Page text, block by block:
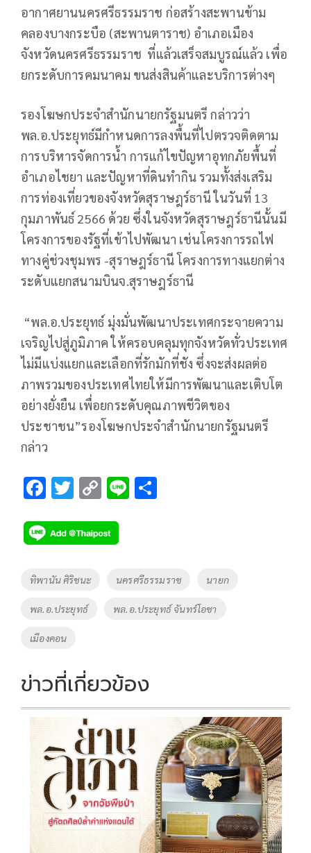
อากาศยานนครศรีธรรมราช ก่อสร้างสะพานข้าม
คลองบางกระบือ (สะพานตาราช) อำเภอเมือง
จังหวัดนครศรีธรรมราช ที่แล้วเสร็จสมบูรณ์แล้ว เพื่อ
ยกระดับการคมนาคม ขนส่งสินค้าและบริการต่างๆ
รองโฆษกประจำสำนักนายกรัฐมนตรี กล่าวว่า
พล.อ.ประยุทธ์มีกำหนดการลงพื้นที่ไปตรวจติดตาม
การบริหารจัดการน้ำ การแก้ไขปัญหาอุทกภัยพื้นที่
อำเภอไชยา และปัญหาที่ดินทำกิน รวมทั้งส่งเสริม
การท่องเที่ยวของจังหวัดสุราษฎร์ธานี ในวันที่ 13
กุมภาพันธ์ 2566 ด้วย ซึ่งในจังหวัดสุราษฎร์ธานีนั้นมี
โครงการของรัฐที่เข้าไปพัฒนา เช่นโครงการรถไฟ
ทางคู่ช่วงชุมพร -สุราษฎร์ธานี โครงการทางแยกต่าง
ระดับแยกสนามบินจ.สุราษฎร์ธานี
“พล.อ.ประยุทธ์ มุ่งมั่นพัฒนาประเทศกระจายความ
เจริญไปสู่ภูมิภาค ให้ครอบคลุมทุกจังหวัดทั่วประเทศ
ไม่มีแบ่งแยกและเลือกที่รักมักที่ชัง ซึ่งจะส่งผลต่อ
ภาพรวมของประเทศไทยให้มีการพัฒนาและเติบโต
อย่างยั่งยืน เพื่อยกระดับคุณภาพชีวิตของ
ประชาชน”รองโฆษกประจำสำนักนายกรัฐมนตรี
กล่าว
F
e
b
o
k
T
tt
er
C
p
y
Li
Li
Tags
ทิพานัน ศิริชนะ นครศรีธรรมราช นายก
พล.อ.ประยุทธ์ พล.อ.ประยุทธ์ จันทร์โอชา
เมืองคอน
ข่าวที่เกี่ยวข้อง